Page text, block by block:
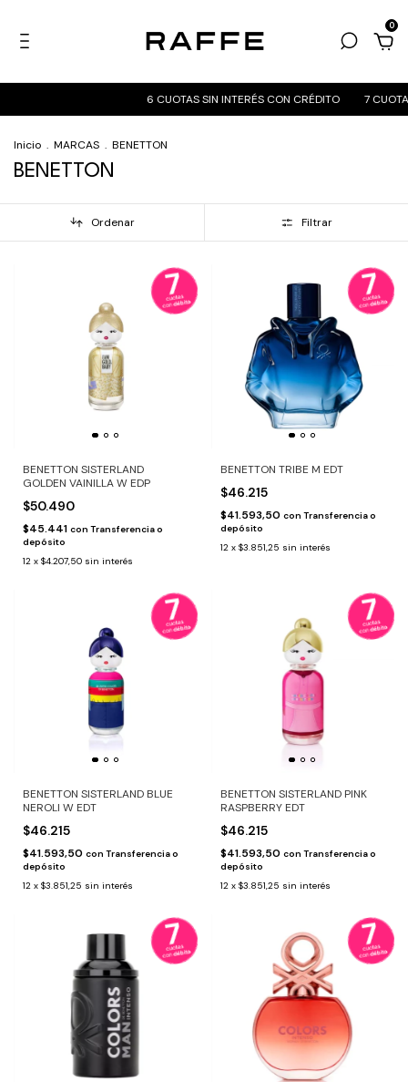
0
6 CUOTAS SIN INTERÉS CON CRÉDITO 7 CUOTAS SIN
Inicio . MARCAS . BENETTON
BENETTON
Ordenar Filtrar
BENETTON SISTERLAND
GOLDEN VAINILLA W EDP
$50.490
$45.441 con Transferencia o
depósito
12 x $4.207,50 sin interés
BENETTON TRIBE M EDT
$46.215
$41.593,50 con Transferencia o
depósito
12 x $3.851,25 sin interés
BENETTON SISTERLAND BLUE
NEROLI W EDT
$46.215
$41.593,50 con Transferencia o
depósito
12 x $3.851,25 sin interés
BENETTON SISTERLAND PINK
RASPBERRY EDT
$46.215
$41.593,50 con Transferencia o
depósito
12 x $3.851,25 sin interés